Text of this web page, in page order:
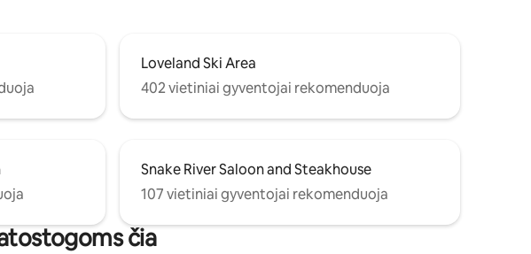
Loveland Ski Area
402 vietiniai gyventojai rekomenduoja
Snake River Saloon and Steakhouse
107 vietiniai gyventojai rekomenduoja
čia